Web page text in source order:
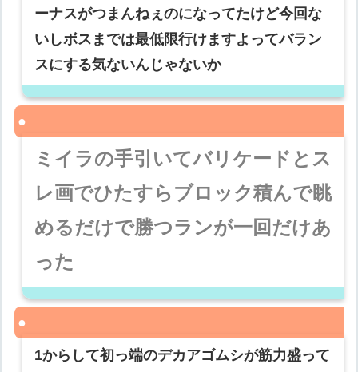
ーナスがつまんねぇのになってたけど今回な
いしボスまでは最低限行けますよってバラン
スにする気ないんじゃないか
ミイラの手引いてバリケードとス
レ画でひたすらブロック積んで眺
めるだけで勝つランが一回だけあ
った
1からして初っ端のデカアゴムシが筋力盛って